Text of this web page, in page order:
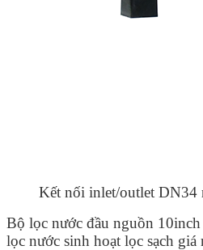
Kết nối inlet/outlet DN34
Bộ lọc nước đầu nguồn
lọc nước sinh hoạt lọc sạch giá